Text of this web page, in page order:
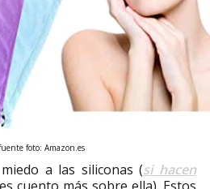
foto: Amazon.es
a las siliconas (si hacen
cuento más sobre ella). Estos